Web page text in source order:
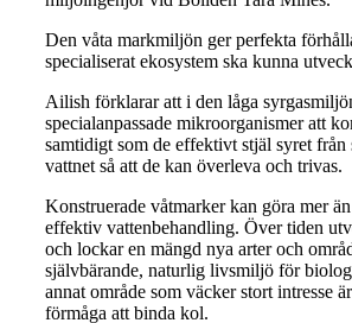
Den våta markmiljön ger perfekta
specialiserat ekosystem ska kunna
Ailish förklarar att i den låga
specialanpassade mikroorganismer att
samtidigt som de effektivt stjäl syret från
vattnet så att de kan överleva och trivas.
Konstruerade våtmarker kan göra mer
effektiv vattenbehandling. Över tiden
och lockar en mängd nya arter och
självbärande, naturlig livsmiljö för
annat område som väcker stort intresse
förmåga att binda kol.